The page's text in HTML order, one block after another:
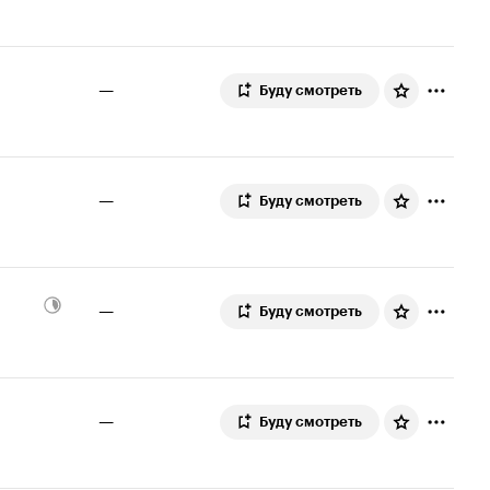
— Буду смотреть
— Буду смотреть
— Буду смотреть
— Буду смотреть